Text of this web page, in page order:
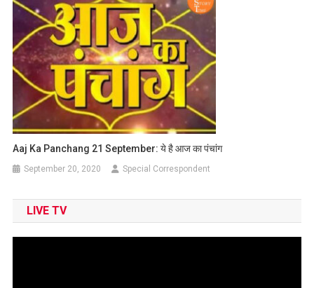
Aaj Ka Panchang 21 September: ये है आज का पंचांग
September 20, 2020 Special Correspondent
LIVE TV